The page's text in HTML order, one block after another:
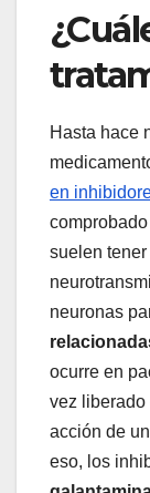
Hasta hace
en
suelen tener
neuronas
ocurre en
vez liberado
acción de
eso, los